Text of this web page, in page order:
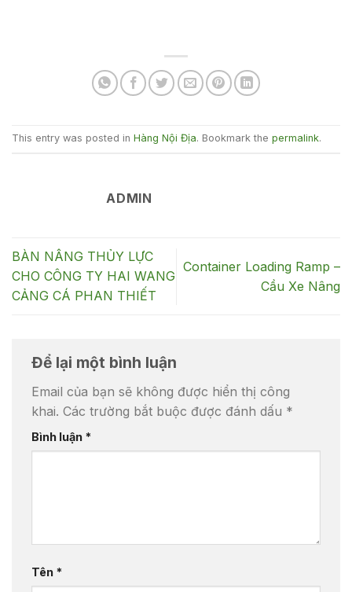
This entry was posted in Hàng Nội Địa. Bookmark the permalink.
ADMIN
BÀN NÂNG THỦY LỰC
CHO CÔNG TY HAI WANG
CẢNG CÁ PHAN THIẾT
Container Loading Ramp –
Cầu Xe Nâng
Để lại một bình luận
Email của bạn sẽ không được hiển thị công
khai. Các trường bắt buộc được đánh dấu *
Bình luận *
Tên *